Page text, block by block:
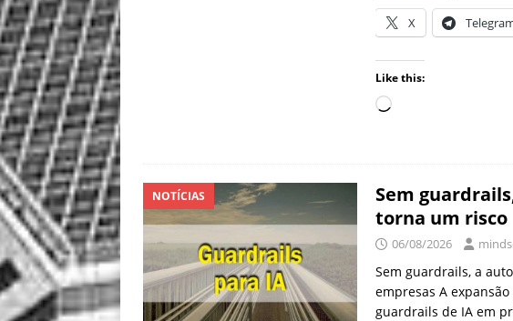
X
Like this:
NOTÍCIAS
Sem
torna um risco
06/08/2026
Sem guardrails, a
empresas A
guardrails de IA em